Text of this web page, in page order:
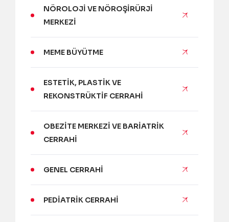
NÖROLOJI VE NÖROŞIRÜRJI
MERKEZI
MEME BÜYÜTME
ESTETIK, PLASTIK VE
REKONSTRÜKTIF CERRAHI
OBEZITE MERKEZI VE BARIATRIK
CERRAHI
GENEL CERRAHI
PEDIATRIK CERRAHI